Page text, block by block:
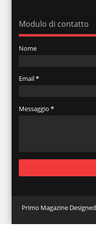
Modulo di contatto
Nome
Email*
Messaggio *
Primo Magazine